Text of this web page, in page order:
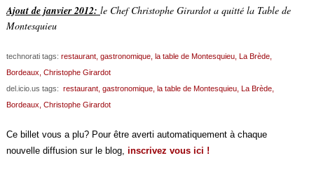
Ajout de janvier 2012: le Chef Christophe Girardot a quitté la Table de
Montesquieu
technorati tags: restaurant, gastronomique, la table de Montesquieu, La Brède,
Bordeaux, Christophe Girardot
del.icio.us tags: restaurant, gastronomique, la table de Montesquieu, La Brède,
Bordeaux, Christophe Girardot
Ce billet vous a plu? Pour être averti automatiquement à chaque
nouvelle diffusion sur le blog, inscrivez vous ici !